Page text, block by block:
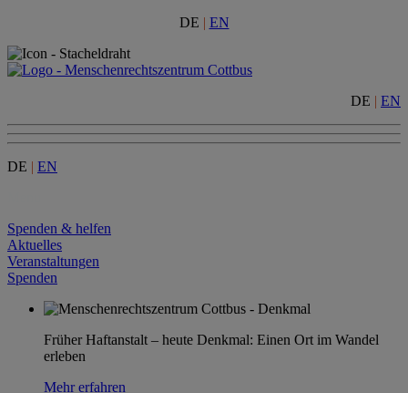
DE | EN
DE | EN
DE | EN
Spenden & helfen
Aktuelles
Veranstaltungen
Spenden
Früher Haftanstalt – heute Denkmal: Einen Ort im Wandel
erleben
Mehr erfahren